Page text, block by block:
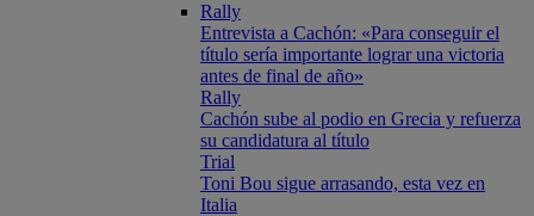
Rally
Entrevista a Cachón: «Para conseguir el
título sería importante lograr una victoria
antes de final de año»
Rally
Cachón sube al podio en Grecia y refuerza
su candidatura al título
Trial
Toni Bou sigue arrasando, esta vez en
Italia